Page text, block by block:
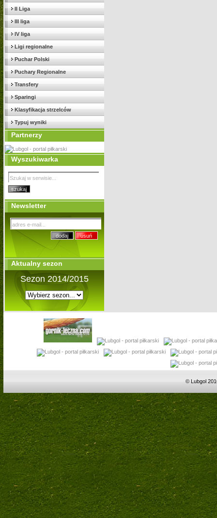
II Liga
III liga
IV liga
Ligi regionalne
Puchar Polski
Puchary Regionalne
Transfery
Sparingi
Klasyfikacja strzelców
Typuj wyniki
Partnerzy
Wyszukiwarka
Newsletter
Aktualny sezon
Sezon 2014/2015
© Lubgol